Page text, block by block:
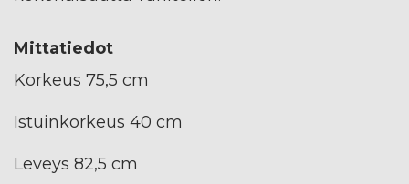
Mittatiedot
Korkeus 75,5 cm
Istuinkorkeus 40 cm
Leveys 82,5 cm